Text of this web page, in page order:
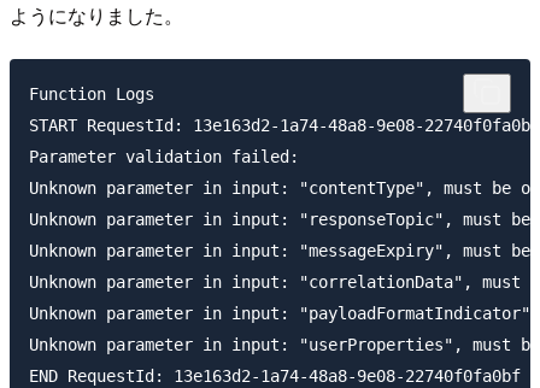
ようになりました。
Function Logs
START RequestId: 13e163d2-1a74-48a8-9e08-
Parameter validation failed:
Unknown parameter in input: "contentType", must
Unknown parameter in input: "responseTopic", must
Unknown parameter in input: "messageExpiry", must
Unknown parameter in input: "correlationData",
Unknown parameter in input:
Unknown parameter in input: "userProperties",
END RequestId: 13e163d2-1a74-48a8-9e08-22740f0fa0bf